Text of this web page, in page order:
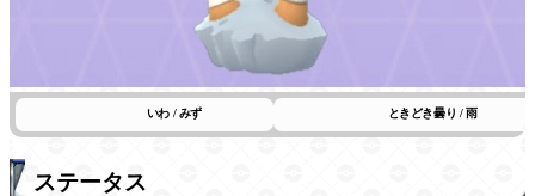
いわ / みず ときどき曇り / 雨
ステータス